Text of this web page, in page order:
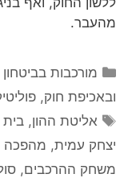
מהעבר.
קטגוריות
מורכבות בביטחון
ובאכיפת חוק,
תגיות
אליטת ההון,
יצחק עמית, מהפכה
משחק ההרכבים,